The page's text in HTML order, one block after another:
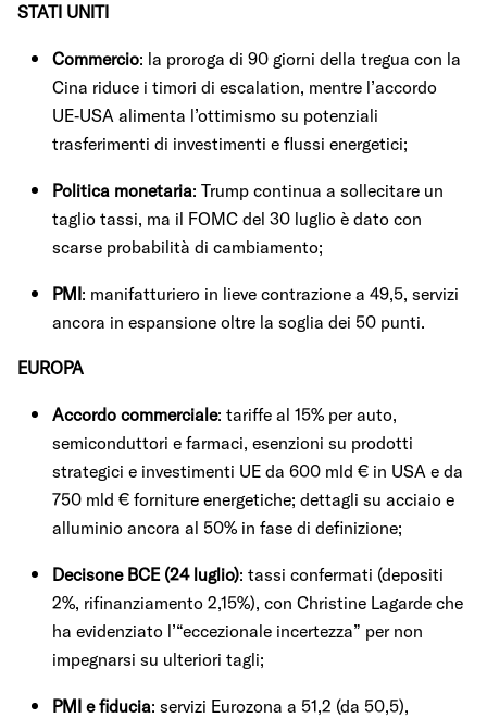
STATI UNITI
Commercio: la proroga di 90 giorni della tregua con la
Cina riduce i timori di escalation, mentre l’accordo
UE‑USA alimenta l’ottimismo su potenziali
trasferimenti di investimenti e flussi energetici;
Politica monetaria: Trump continua a sollecitare un
taglio tassi, ma il FOMC del 30 luglio è dato con
scarse probabilità di cambiamento;
PMI: manifatturiero in lieve contrazione a 49,5, servizi
ancora in espansione oltre la soglia dei 50 punti.
EUROPA
Accordo commerciale: tariffe al 15% per auto,
semiconduttori e farmaci, esenzioni su prodotti
strategici e investimenti UE da 600 mld € in USA e da
750 mld € forniture energetiche; dettagli su acciaio e
alluminio ancora al 50% in fase di definizione;
Decisone BCE (24 luglio): tassi confermati (depositi
2%, rifinanziamento 2,15%), con Christine Lagarde che
ha evidenziato l’“eccezionale incertezza” per non
impegnarsi su ulteriori tagli;
PMI e fiducia: servizi Eurozona a 51,2 (da 50,5),